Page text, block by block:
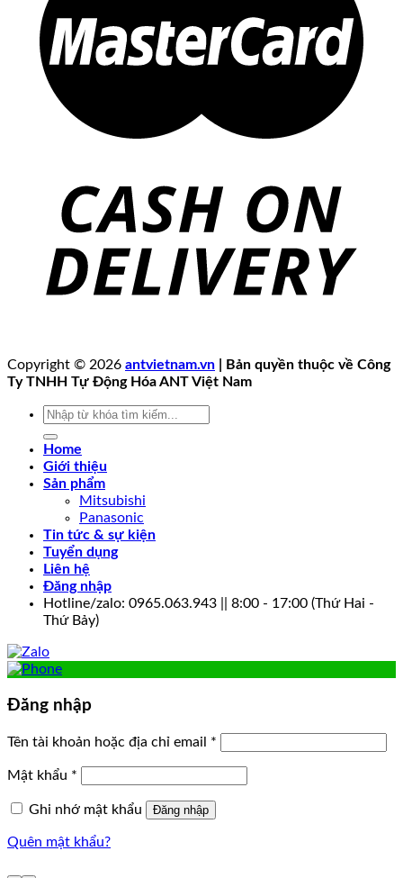
Copyright © 2026 antvietnam.vn | Bản quyền thuộc về Công
Ty TNHH Tự Động Hóa ANT Việt Nam
Tìm
Home
Giới thiệu
Sản phẩm
Mitsubishi
Panasonic
Tin tức & sự kiện
Tuyển dụng
Liên hệ
Đăng nhập
Hotline/zalo: 0965.063.943 || 8:00 - 17:00 (Thứ Hai -
Thứ Bảy)
Đăng nhập
Tên tài khoản hoặc địa chỉ email *
Mật khẩu *
Ghi nhớ mật khẩu
Đăng nhập
Quên mật khẩu?